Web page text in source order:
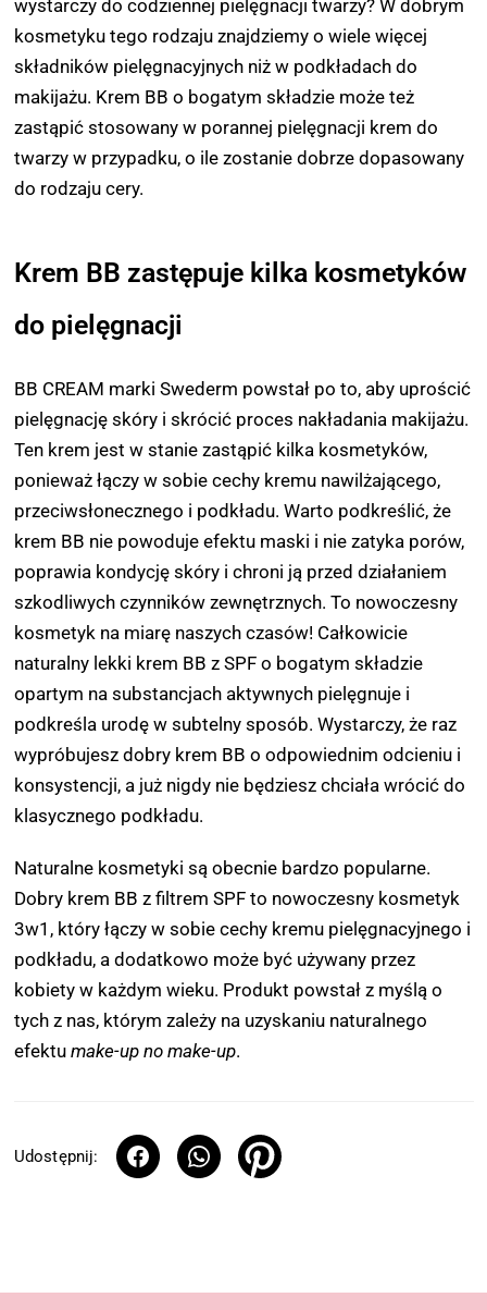
wystarczy do codziennej pielęgnacji twarzy? W dobrym
kosmetyku tego rodzaju znajdziemy o wiele więcej
składników pielęgnacyjnych niż w podkładach do
makijażu. Krem BB o bogatym składzie może też
zastąpić stosowany w porannej pielęgnacji krem do
twarzy w przypadku, o ile zostanie dobrze dopasowany
do rodzaju cery.
Krem BB zastępuje kilka kosmetyków
do pielęgnacji
BB CREAM marki Swederm powstał po to, aby uprościć
pielęgnację skóry i skrócić proces nakładania makijażu.
Ten krem jest w stanie zastąpić kilka kosmetyków,
ponieważ łączy w sobie cechy kremu nawilżającego,
przeciwsłonecznego i podkładu. Warto podkreślić, że
krem BB nie powoduje efektu maski i nie zatyka porów,
poprawia kondycję skóry i chroni ją przed działaniem
szkodliwych czynników zewnętrznych. To nowoczesny
kosmetyk na miarę naszych czasów! Całkowicie
naturalny lekki krem BB z SPF o bogatym składzie
opartym na substancjach aktywnych pielęgnuje i
podkreśla urodę w subtelny sposób. Wystarczy, że raz
wypróbujesz dobry krem BB o odpowiednim odcieniu i
konsystencji, a już nigdy nie będziesz chciała wrócić do
klasycznego podkładu.
Naturalne kosmetyki są obecnie bardzo popularne.
Dobry krem BB z filtrem SPF to nowoczesny kosmetyk
3w1, który łączy w sobie cechy kremu pielęgnacyjnego i
podkładu, a dodatkowo może być używany przez
kobiety w każdym wieku. Produkt powstał z myślą o
tych z nas, którym zależy na uzyskaniu naturalnego
efektu make-up no make-up.
Udostępnij: